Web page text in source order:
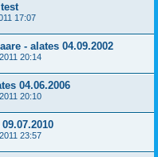
17:07
- alates 04.09.2002
20:14
04.06.2006
20:10
23:57